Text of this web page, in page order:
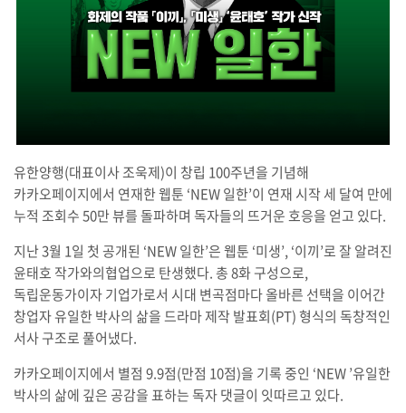
유한양행(대표이사 조욱제)이 창립 100주년을 기념해
카카오페이지에서 연재한 웹툰 ‘NEW 일한’이 연재 시작 세 달여 만에
누적 조회수 50만 뷰를 돌파하며 독자들의 뜨거운 호응을 얻고 있다.
지난 3월 1일 첫 공개된 ‘NEW 일한’은 웹툰 ‘미생’, ‘이끼’로 잘 알려진
윤태호 작가와의협업으로 탄생했다. 총 8화 구성으로,
독립운동가이자 기업가로서 시대 변곡점마다 올바른 선택을 이어간
창업자 유일한 박사의 삶을 드라마 제작 발표회(PT) 형식의 독창적인
서사 구조로 풀어냈다.
카카오페이지에서 별점 9.9점(만점 10점)을 기록 중인 ‘NEW ’유일한
박사의 삶에 깊은 공감을 표하는 독자 댓글이 잇따르고 있다.